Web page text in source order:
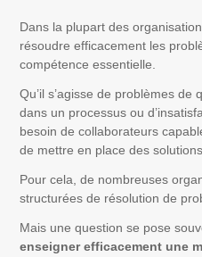
Dans la plupart des
résoudre efficacement les
compétence essentielle.
Qu’il s’agisse de problèmes
dans un processus ou
besoin de collaborateurs
de mettre en place des
Pour cela, de nombreuses
structurées de résolution de
Mais une question se pose
enseigner efficacement une